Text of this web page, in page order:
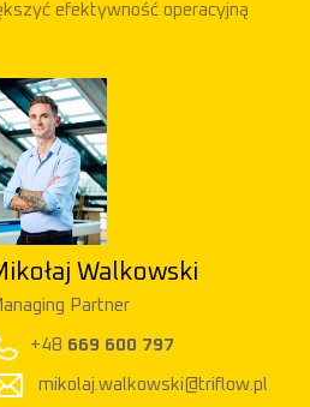
efektywność operacyjną